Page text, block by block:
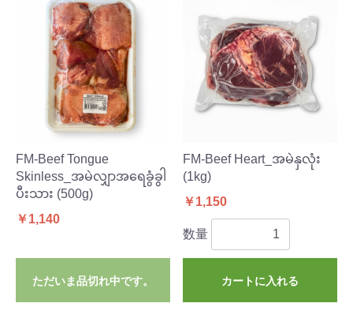
FM-Beef Tongue
Skinless_အမဲလျှာအရေခွံခွါ
ပီးသား (500g)
￥1,140
ただいま品切れ中です。
FM-Beef Heart_အမဲနှလုံး
(1kg)
￥1,150
数量
カートに入れる